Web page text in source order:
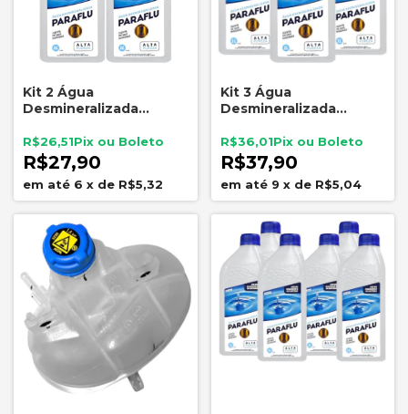
Kit 2 Água
Desmineralizada
Radiador Bateria 1L
R$27,90
R$26,51
6 x de R$5,32
Kit 3 Água
Desmineralizada
Radiador 10-3031
R$37,90
R$36,01
9 x de R$5,04